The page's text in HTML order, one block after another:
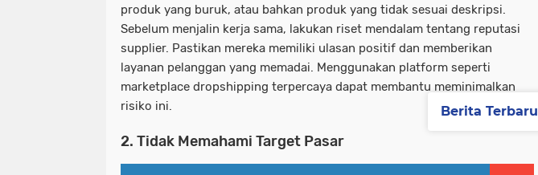
produk yang buruk, atau bahkan produk yang tidak sesuai deskripsi.
Sebelum menjalin kerja sama, lakukan riset mendalam tentang reputasi
supplier. Pastikan mereka memiliki ulasan positif dan memberikan
layanan pelanggan yang memadai. Menggunakan platform seperti
marketplace dropshipping terpercaya dapat membantu meminimalkan
risiko ini.
2. Tidak Memahami Target Pasar
Berita Terbaru